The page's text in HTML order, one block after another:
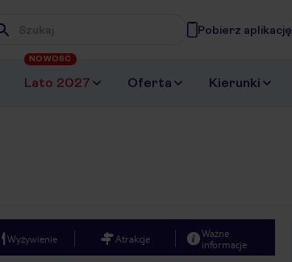
Wpisz frazę, której szukasz
Pobierz aplikację
Lato 2027
NOWOŚĆ
Oferta Kierunki
Wyżywienie Atrakcje
Ważne
informacje
1/17